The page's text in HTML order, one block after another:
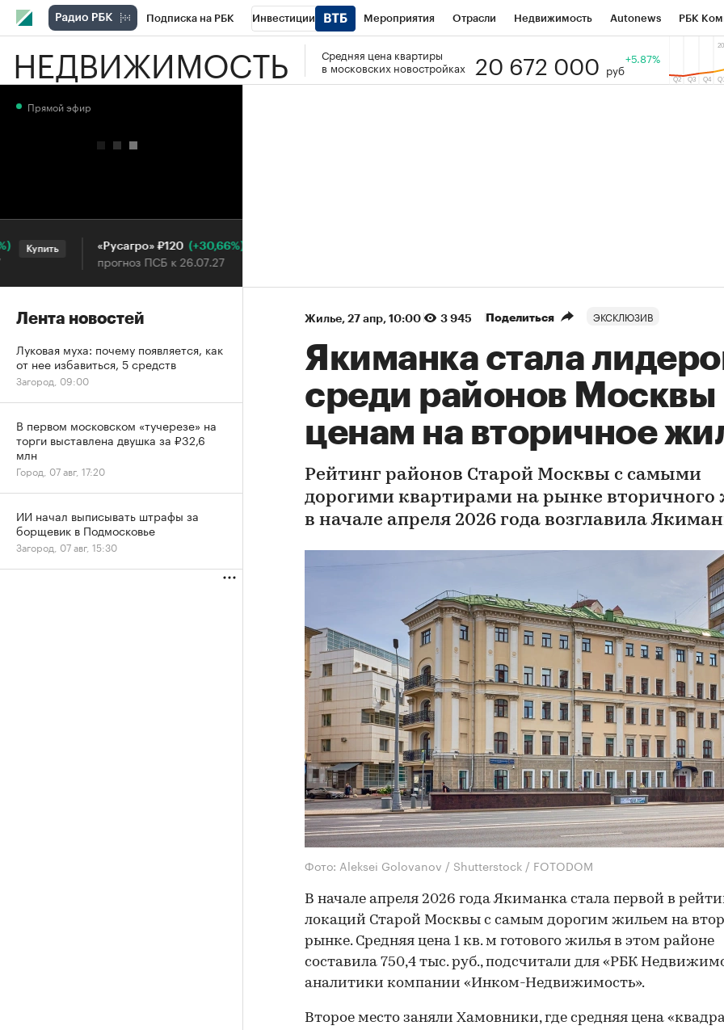
Подписка на РБК Инвестиции Мероприятия Отрасли Недвижимость Autonews РБК
РБК Вино Спорт Школа управления РБК РБК Образование Тренды
НЕДВИЖИМОСТЬ
Средняя цена квартиры
в московских новостройках
20 672 000 руб
+5.87%
Жилье⁠, 27 апр, 10:00 3 945 Поделиться ЭКСКЛЮЗИВ
Якиманка стала
среди районов Москвы
ценам на вторичное
Рейтинг районов Старой Москвы с самыми
дорогими квартирами на рынке вторичного
в начале апреля 2026 года возглавила
Фото: Aleksei Golovanov / Shutterstock / FOTODOM
В начале апреля 2026 года Якиманка стала первой в
локаций Старой Москвы с самым дорогим жильем на
рынке. Средняя цена 1 кв. м готового жилья в этом районе
составила 750,4 тыс. руб., подсчитали для «РБК
аналитики компании «Инком-Недвижимость».
Второе место заняли Хамовники, где средняя цена
Прямой эфир
Купить «Русагро» ₽120 (+30,66%)
прогноз ПСБ к 26.07.27
Купить
Лента новостей
Луковая муха: почему появляется, как
от нее избавиться, 5 средств
Загород, 09:00
В первом московском «тучерезе» на
торги выставлена двушка за ₽32,6
млн
Город, 07 авг, 17:20
ИИ начал выписывать штрафы за
борщевик в Подмосковье
Загород, 07 авг, 15:30